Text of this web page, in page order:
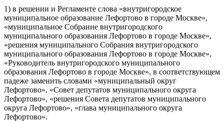
1) в решении и Регламенте слова «внутригородское
муниципальное образование Лефортово в городе Москве»,
«муниципальное Собрание внутригородского
муниципального образования Лефортово в городе Москве»,
«решения муниципального Собрания внутригородского
муниципального образования Лефортово в городе Москве»,
«Руководитель внутригородского муниципального
образования Лефортово в городе Москве», в соответствующем
падеже заменить словами «муниципальный округ
Лефортово», «Совет депутатов муниципального округа
Лефортово», «решения Совета депутатов муниципального
округа Лефортово», «глава муниципального округа
Лефортово».